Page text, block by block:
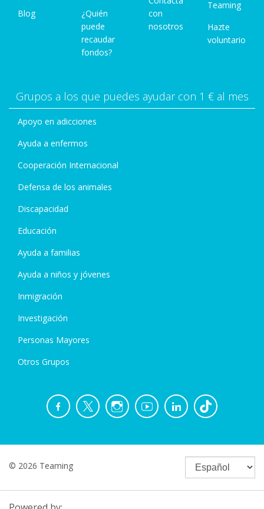
Blog
¿Quién
puede
recaudar
fondos?
con
nosotros
Teaming
Hazte
voluntario
Grupos a los que puedes ayudar con 1 € al mes
Apoyo en adicciones
Ayuda a enfermos
Cooperación Internacional
Defensa de los animales
Discapacidad
Educación
Ayuda a familias
Ayuda a niños y jóvenes
Inmigración
Investigación
Personas Mayores
Otros Grupos
© 2026 Teaming